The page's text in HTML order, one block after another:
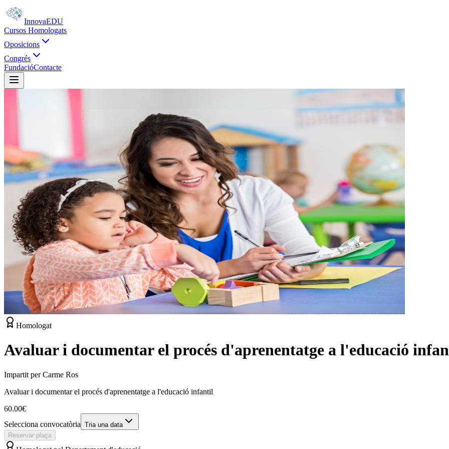
InnovaEDU
Cursos Homologats
Oposicions
Congrés
FundacióContacte
Homologat
Avaluar i documentar el procés d'aprenentatge a l'educació
Impartit perCarme Ros
Avaluar i documentar el procés d'aprenentatge a l'educació infantil
60.00€
Selecciona convocatòria Tria una data
Reservar plaça